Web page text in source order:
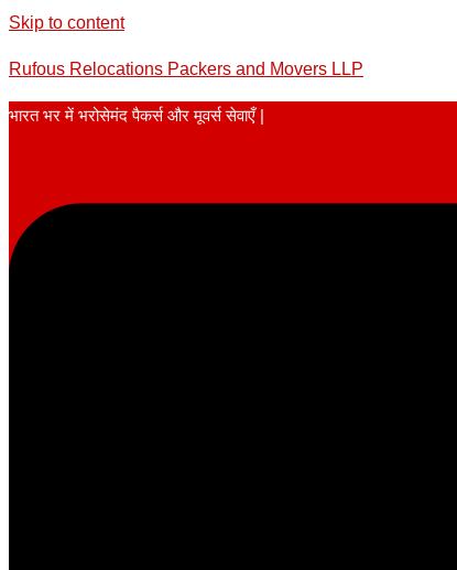
Skip to content
Rufous Relocations Packers and Movers LLP
भारत भर में भरोसेमंद पैकर्स और मूवर्स सेवाएँ |